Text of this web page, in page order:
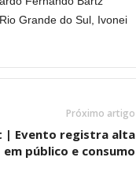
Grande do Sul, Ivonei
Próximo artigo
| Evento registra alta
em público e consumo